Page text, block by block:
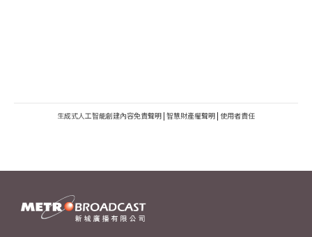
生成式人工智能創建內容免責聲明 | 智慧財產權聲明 | 使用者責任